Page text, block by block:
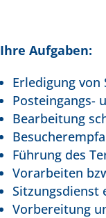
Ihre Aufgaben:
Erledigung
Posteingangs-
Bearbeitung
Führung des
Vorarbeiten
Sitzungsdienst
Vorbereitung